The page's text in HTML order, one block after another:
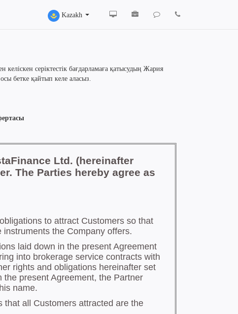
Kazakh
келіскен серіктестік бағдарламаға қатысудың Жария
бетке қайтып келе аласыз.